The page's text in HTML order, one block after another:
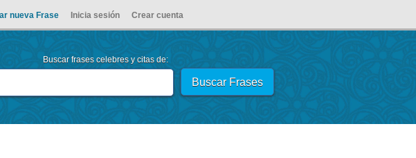
nueva Frase Inicia sesión Crear cuenta
Buscar frases celebres y citas de: